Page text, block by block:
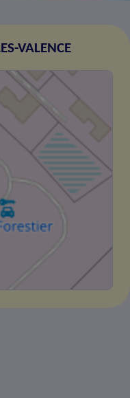
VALENCE